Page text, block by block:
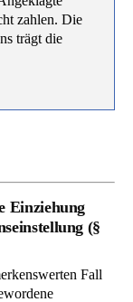
zahlen. Die
trägt die
Einziehung
(§
Fall